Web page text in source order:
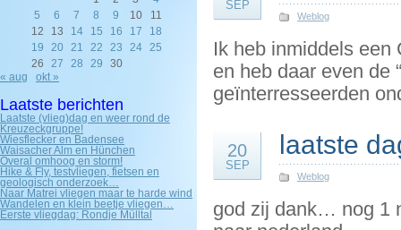
5
6 7 8 9 10
11
12
13 14 15 16 17
18
19
20 21 22 23 24
25
26
27 28 29
30
« aug
okt »
Laatste berichten
Laatste (vlieg)dag en weer rond de
Kreuzeckgruppe!
Wiesflecker en Badensee
Waisacher Alm en Hünchen
Overal omhoog en storm!
Hike & Fly, testvliegen, fietsen en
geologisch onderzoek…
Naar Matrei vliegen maar te harde wind
Wandelen en klein beetje vliegen…
Eerste vliegdag: Rondje Mülltal
SEP
Weblog
Ik heb inmiddels een
en heb daar even de
geïnterresseerden
20
SEP
laatste
Weblog
god zij dank… nog 1